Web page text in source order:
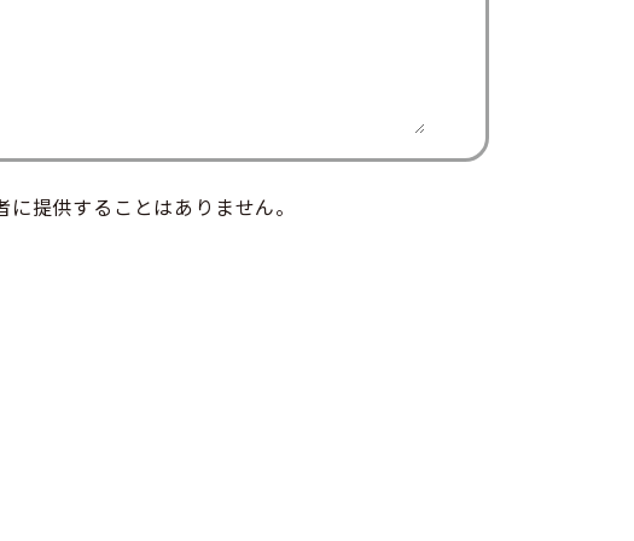
提供することはありません。